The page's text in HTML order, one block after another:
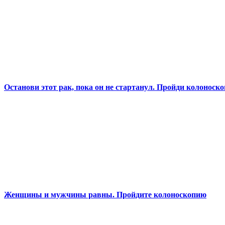
Останови этот рак, пока он не стартанул. Пройди
Женщины и мужчины равны. Пройдите колоноскопию